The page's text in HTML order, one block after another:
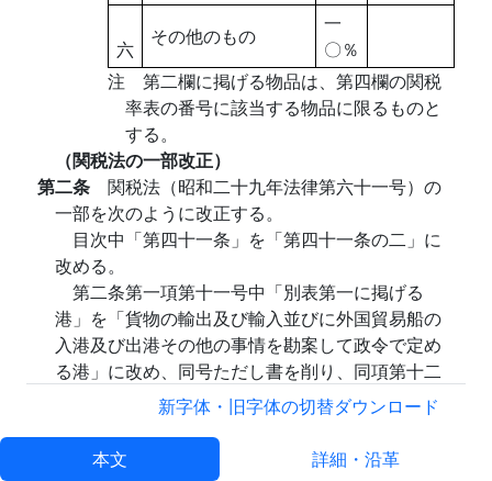
六
その他のもの
一
〇％
注 第二欄に掲げる物品は、第四欄の関税
率表の番号に該当する物品に限るものと
する。
（関税法の一部改正）
第二条 関税法（昭和二十九年法律第六十一号）の
一部を次のように改正する。
目次中「第四十一条」を「第四十一条の二」に
改める。
第二条第一項第十一号中「別表第一に掲げる
港」を「貨物の輸出及び輸入並びに外国貿易船の
入港及び出港その他の事情を勘案して政令で定め
る港」に改め、同号ただし書を削り、同項第十二
号中「別表第二に掲げる空港」を「貨物の輸出及
び輸入並びに外国貿易機の入港及び出港その他の
事情を勘案して政令で定める空港」に改める。
新字体・旧字体の切替ダウンロード
本文 詳細・沿革